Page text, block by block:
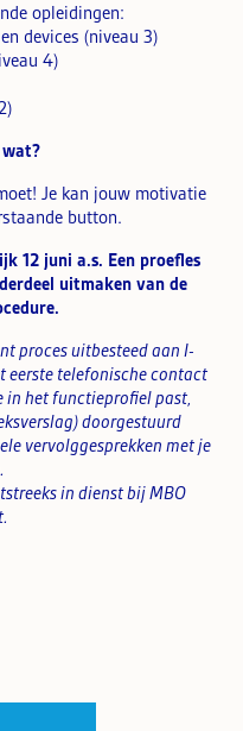
opleidingen:
devices (niveau 3)
4)
Je kan jouw motivatie
button.
12 juni a.s. Een proefles
uitmaken van de
proces uitbesteed aan I-
eerste telefonische contact
in het functieprofiel past,
doorgestuurd
vervolggesprekken met je
in dienst bijMBO